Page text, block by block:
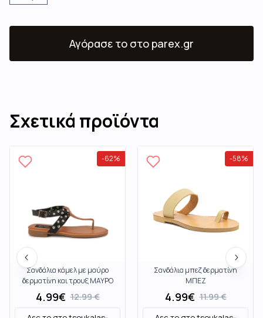
Αγόρασε το στο parex.gr
Σχετικά προϊόντα
-62%
Σανδάλια κάμελ με μαύρο
δερματίνη και τρουξ ΜΑΥΡΟ
4.99€ 12.99€
-58%
Σανδάλια μπεζ δερματίνη
ΜΠΕΖ
4.99€ 11.99€